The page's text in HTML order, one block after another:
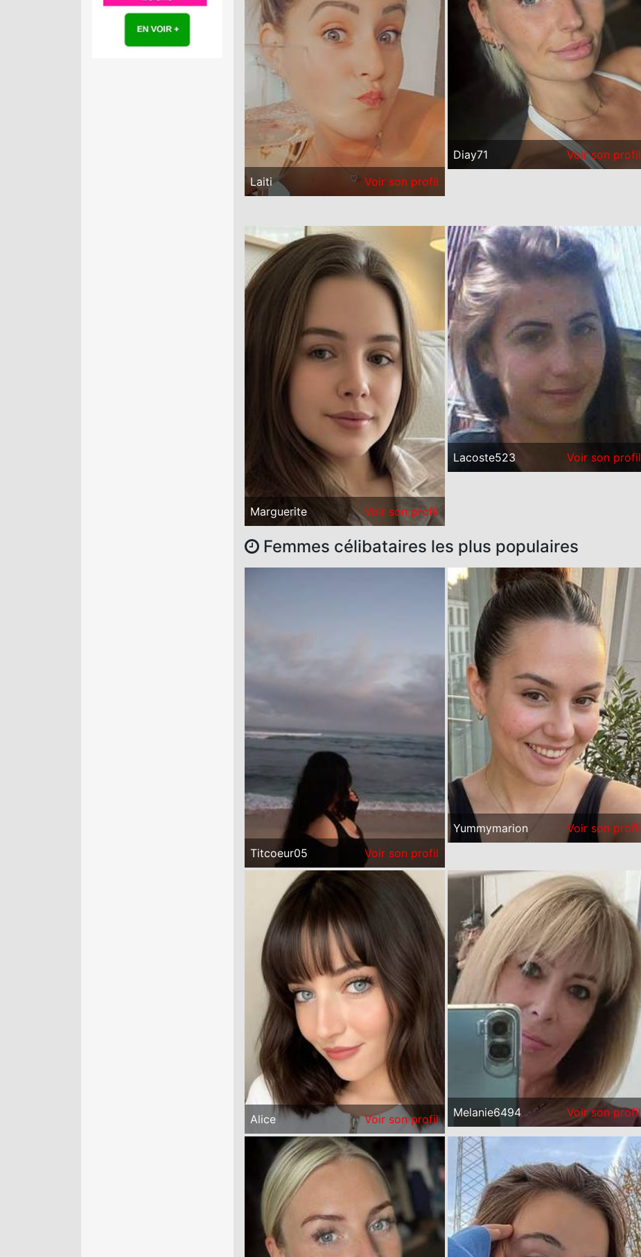
Laiti Voir son profil
Diay71 Voir son profil
Marguerite Voir son profil
Lacoste523 Voir son profil
Femmes célibataires les plus populaires
Titcoeur05 Voir son profil
Yummymarion Voir son profil
Alice Voir son profil Melanie6494 Voir son profil